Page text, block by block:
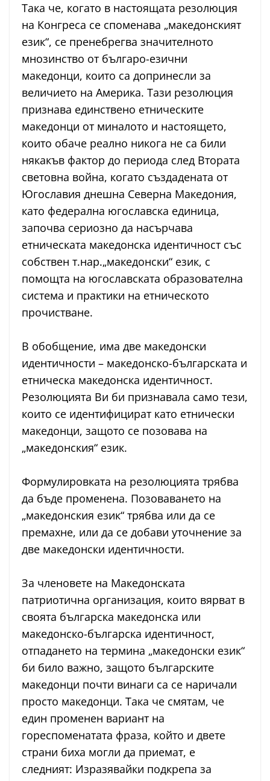
Така че, когато в настоящата резолюция
на Конгреса се споменава „македонският
език“, се пренебрегва значителното
мнозинство от българо-езични
македонци, които са допринесли за
величието на Америка. Тази резолюция
признава единствено етническите
македонци от миналото и настоящето,
които обаче реално никога не са били
някакъв фактор до периода след Втората
световна война, когато създадената от
Югославия днешна Северна Македония,
като федерална югославска единица,
започва сериозно да насърчава
етническата македонска идентичност със
собствен т.нар.„македонски“ език, с
помощта на югославската образователна
система и практики на етническото
прочистване.
В обобщение, има две македонски
идентичности – македонско-българската и
етническа македонска идентичност.
Резолюцията Ви би признавала само тези,
които се идентифицират като етнически
македонци, защото се позовава на
„македонския“ език.
Формулировката на резолюцията трябва
да бъде променена. Позоваването на
„македонския език“ трябва или да се
премахне, или да се добави уточнение за
две македонски идентичности.
За членовете на Македонската
патриотична организация, които вярват в
своята българска македонска или
македонско-българска идентичност,
отпадането на термина „македонски език“
би било важно, защото българските
македонци почти винаги са се наричали
просто македонци. Така че смятам, че
един променен вариант на
гореспоменатата фраза, който и двете
страни биха могли да приемат, е
следният: Изразявайки подкрепа за